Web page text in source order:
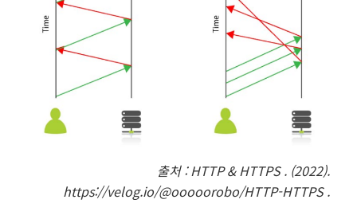
출처 :HTTP & HTTPS . (2022).
https://velog.io/@ooooorobo/HTTP-HTTPS .